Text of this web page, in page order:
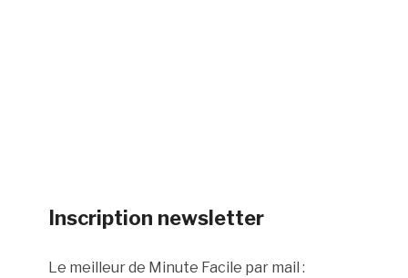
Inscription newsletter
Le meilleur de Minute Facile par mail :